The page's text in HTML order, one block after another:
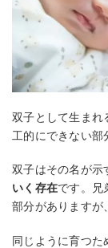
双子として生まれ
工的にできない部
双子はその名が示
いく存在です。兄
部分がありますが
同じように育つた